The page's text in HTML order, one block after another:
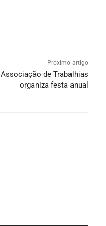
Próximo artigo
Associação de Trabalhias
organiza festa anual